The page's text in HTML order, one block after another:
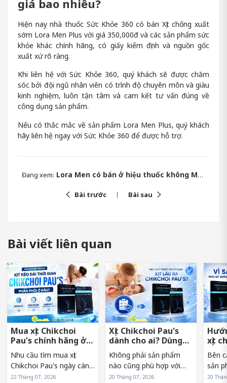
giá bao nhiêu?
Hiện nay nhà thuốc Sức Khỏe 360 có bán Xịt chống xuất
sớm Lora Men Plus với giá 350,000đ và các sản phẩm sức
khỏe khác chính hãng, có giấy kiểm định và nguồn gốc
xuất xứ rõ ràng.
Khi liên hệ với Sức Khỏe 360, quý khách sẽ được chăm
sóc bởi đội ngũ nhân viên có trình độ chuyên môn và giàu
kinh nghiệm, luôn tận tâm và cam kết tư vấn đúng về
công dụng sản phẩm.
Nếu có thắc mắc về sản phẩm Lora Men Plus, quý khách
hãy liên hệ ngay với Sức Khỏe 360 để được hỗ trợ.
Đang xem: Lora Men có bán ở hiệu thuốc không Mua ở đâu giá bao nhiêu
Bài trước Bài sau
Bài viết liên quan
Mua xịt Chikchoi
Pau's chính hãng ở
đâu tránh hàng giả?
Nhu cầu tìm mua xịt
Chikchoi Pau's ngày càng
tăng khiến sản phẩm
22 Tháng 07, 2026
Xịt Chikchoi Pau's
dành cho ai? Dùng
có nóng rát không?
Không phải sản phẩm
nào cũng phù hợp với
mọi đối tượng. Vì vậy,
20 Tháng 07, 2026
xịt
sớm
Bên
sản
sử
20